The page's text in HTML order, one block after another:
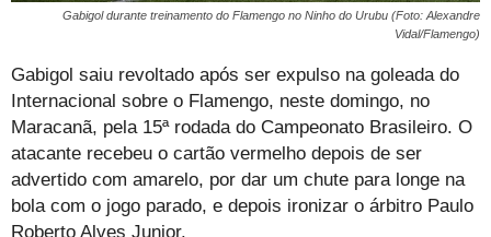
Gabigol durante treinamento do Flamengo no Ninho do Urubu (Foto: Alexandre
Vidal/Flamengo)
Gabigol saiu revoltado após ser expulso na goleada do
Internacional sobre o Flamengo, neste domingo, no
Maracanã, pela 15ª rodada do Campeonato Brasileiro. O
atacante recebeu o cartão vermelho depois de ser
advertido com amarelo, por dar um chute para longe na
bola com o jogo parado, e depois ironizar o árbitro Paulo
Roberto Alves Junior.